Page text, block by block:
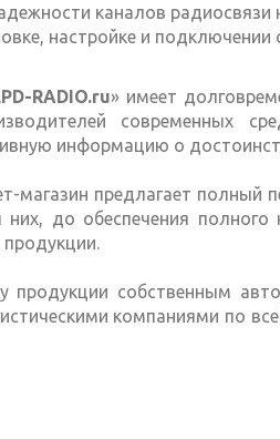
каналов радиосвязи
настройке и подключении
RADIO.ru» имеет
современных
информацию о
магазин предлагает полный
до обеспечения
продукции.
продукции собственным
компаниями по